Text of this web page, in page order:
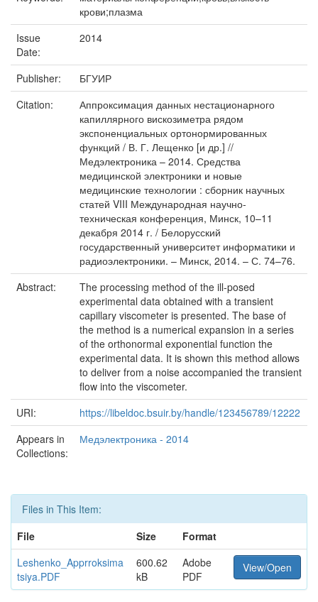
крови;плазма
Issue
Date:
2014
Publisher:
БГУИР
Citation:
Аппроксимация данных нестационарного
капиллярного вискозиметра рядом
экспоненциальных ортонормированных
функций / В. Г. Лещенко [и др.] //
Медэлектроника – 2014. Средства
медицинской электроники и новые
медицинские технологии : сборник научных
статей VIII Международная научно-
техническая конференция, Минск, 10–11
декабря 2014 г. / Белорусский
государственный университет информатики и
радиоэлектроники. – Минск, 2014. – С. 74–76.
Abstract:
The processing method of the ill-posed
experimental data obtained with a transient
capillary viscometer is presented. The base of
the method is a numerical expansion in a series
of the orthonormal exponential function the
experimental data. It is shown this method allows
to deliver from a noise accompanied the transient
flow into the viscometer.
URI:
https://libeldoc.bsuir.by/handle/123456789/12222
Appears in
Collections:
Медэлектроника - 2014
Files in This Item:
File
Size
Format
Leshenko_Apprroksima
tsiya.PDF
600.62
kB
Adobe
PDF
View/Open